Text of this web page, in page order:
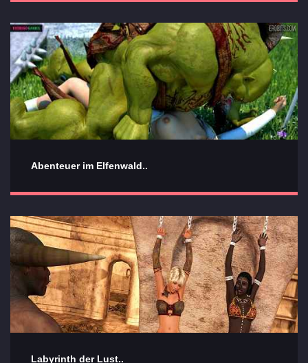
Abenteuer im Elfenwald..
Labyrinth der Lust..